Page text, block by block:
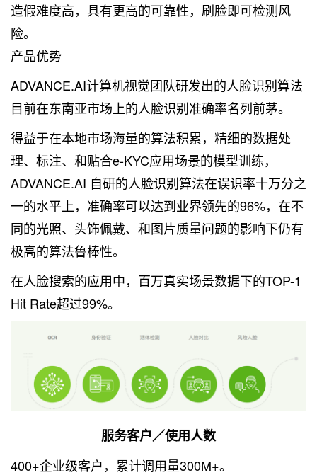
造假难度高，具有更高的可靠性，刷脸即可检测风
险。
产品优势
ADVANCE.AI计算机视觉团队研发出的人脸识别算法
目前在东南亚市场上的人脸识别准确率名列前茅。
得益于在本地市场海量的算法积累，精细的数据处
理、标注、和贴合e-KYC应用场景的模型训练，
ADVANCE.AI 自研的人脸识别算法在误识率十万分之
一的水平上，准确率可以达到业界领先的96%，在不
同的光照、头饰佩戴、和图片质量问题的影响下仍有
极高的算法鲁棒性。
在人脸搜索的应用中，百万真实场景数据下的TOP-1
Hit Rate超过99%。
服务客户／使用人数
400+企业级客户，累计调用量300M+。